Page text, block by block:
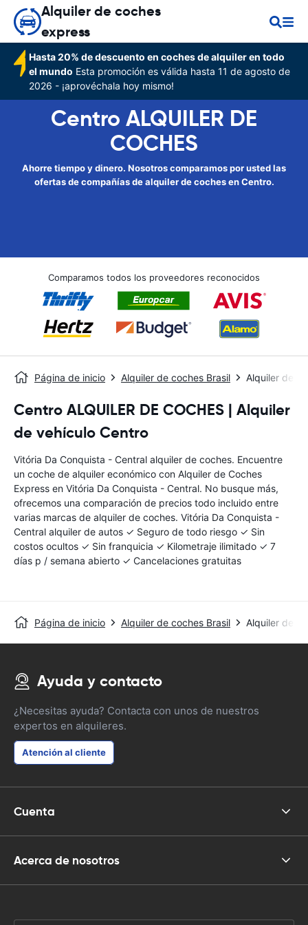
Alquiler de coches
express
Hasta 20% de descuento en coches de alquiler en todo
el mundo Esta promoción es válida hasta 11 de agosto de
2026 - ¡aprovéchala hoy mismo!
Centro ALQUILER DE
COCHES
Ahorre tiempo y dinero. Nosotros comparamos por usted las
ofertas de compañías de alquiler de coches en Centro.
Comparamos todos los proveedores reconocidos
Página de inicio Alquiler de coches Brasil Alquiler de
Centro ALQUILER DE COCHES | Alquiler
de vehículo Centro
Vitória Da Conquista - Central alquiler de coches. Encuentre
un coche de alquiler económico con Alquiler de Coches
Express en Vitória Da Conquista - Central. No busque más,
ofrecemos una comparación de precios todo incluido entre
varias marcas de alquiler de coches. Vitória Da Conquista -
Central alquiler de autos ✓ Seguro de todo riesgo ✓ Sin
costos ocultos ✓ Sin franquicia ✓ Kilometraje ilimitado ✓ 7
días p / semana abierto ✓ Cancelaciones gratuitas
Página de inicio Alquiler de coches Brasil Alquiler de
Ayuda y contacto
¿Necesitas ayuda? Contacta con unos de nuestros
expertos en alquileres.
Atención al cliente
Cuenta
Acerca de nosotros